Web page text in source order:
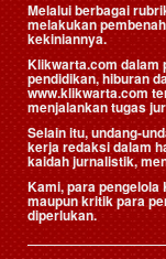
Melalui berbagai
melakukan
kekiniannya.
Klikwarta.com dalam
pendidikan, hiburan
www.klikwarta.com
menjalankan tugas
Selain itu, undang-
kerja redaksi dalam
kaidah jurnalistik,
Kami, para
maupun kritik para
diperlukan.